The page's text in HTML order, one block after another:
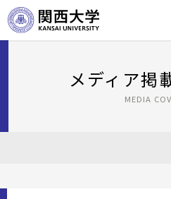
メディア掲
MEDIA